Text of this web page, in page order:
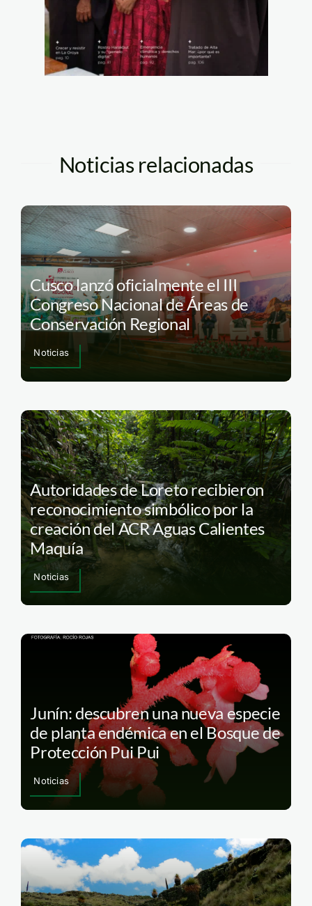
Noticias relacionadas
Cusco lanzó oficialmente el III
Congreso Nacional de Áreas de
Conservación Regional
Noticias
Autoridades de Loreto recibieron
reconocimiento simbólico por la
creación del ACR Aguas Calientes
Maquía
Noticias
Junín: descubren una nueva especie
de planta endémica en el Bosque de
Protección Pui Pui
Noticias